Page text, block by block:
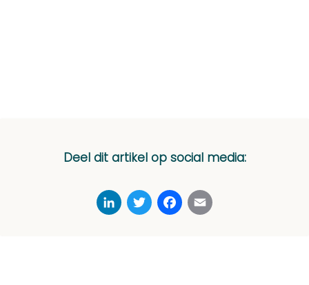
Deel dit artikel op social media:
LinkedInTwitterFacebook